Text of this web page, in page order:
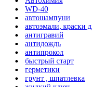
WD-40
автошампуни
автоэмали, краски
антигравий
антидождь
антипрокол
быстрый старт
герметики
грунт , шпатлевка